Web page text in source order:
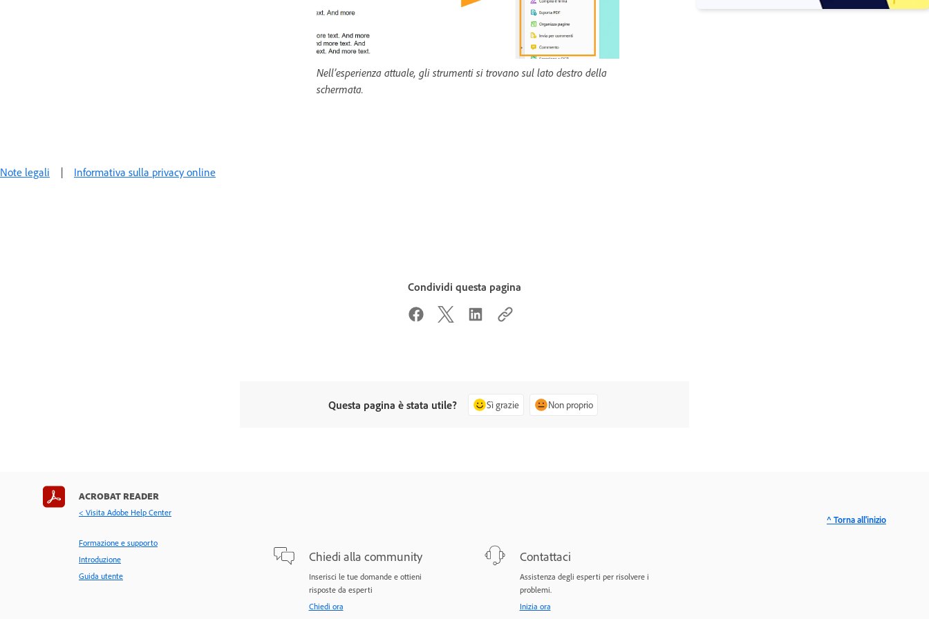
Nell’esperienza attuale, gli strumenti si trovano sul lato destro della
schermata.
Note legali | Informativa sulla privacy online
Condividi questa pagina
Questa pagina è stata utile? Sì grazie Non proprio
ACROBAT READER
< Visita Adobe Help Center
Formazione e supporto
Introduzione
Guida utente
Chiedi alla community
Inserisci le tue domande e ottieni
risposte da esperti
Chiedi ora
Contattaci
Assistenza degli esperti per risolvere i
problemi.
Inizia ora
^ Torna all'inizio